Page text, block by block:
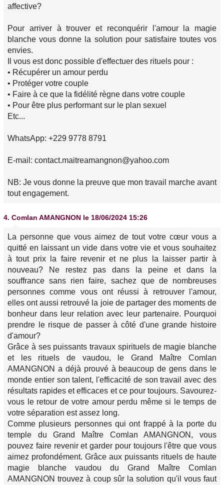
affective?
Pour arriver à trouver et reconquérir l'amour la magie
blanche vous donne la solution pour satisfaire toutes vos
envies.
Il vous est donc possible d'effectuer des rituels pour :
• Récupérer un amour perdu
• Protéger votre couple
• Faire à ce que la fidélité règne dans votre couple
• Pour être plus performant sur le plan sexuel
Etc...
WhatsApp: +229 9778 8791
E-mail: contact.maitreamangnon@yahoo.com
NB: Je vous donne la preuve que mon travail marche avant
tout engagement.
4. Comlan AMANGNON le 18/06/2024 15:26
La personne que vous aimez de tout votre cœur vous a
quitté en laissant un vide dans votre vie et vous souhaitez
à tout prix la faire revenir et ne plus la laisser partir à
nouveau? Ne restez pas dans la peine et dans la
souffrance sans rien faire, sachez que de nombreuses
personnes comme vous ont réussi à retrouver l'amour,
elles ont aussi retrouvé la joie de partager des moments de
bonheur dans leur relation avec leur partenaire. Pourquoi
prendre le risque de passer à côté d'une grande histoire
d'amour?
Grâce à ses puissants travaux spirituels de magie blanche
et les rituels de vaudou, le Grand Maître Comlan
AMANGNON a déjà prouvé à beaucoup de gens dans le
monde entier son talent, l'efficacité de son travail avec des
résultats rapides et efficaces et ce pour toujours. Savourez-
vous le retour de votre amour perdu même si le temps de
votre séparation est assez long.
Comme plusieurs personnes qui ont frappé à la porte du
temple du Grand Maître Comlan AMANGNON, vous
pouvez faire revenir et garder pour toujours l'être que vous
aimez profondément. Grâce aux puissants rituels de haute
magie blanche vaudou du Grand Maître Comlan
AMANGNON trouvez à coup sûr la solution qu'il vous faut